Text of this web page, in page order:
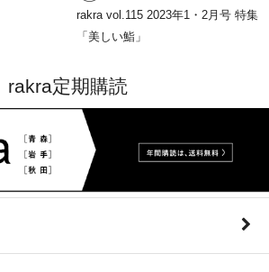
rakra vol.115 2023年1・2月号 特集
「美しい鮨」
rakra定期購読